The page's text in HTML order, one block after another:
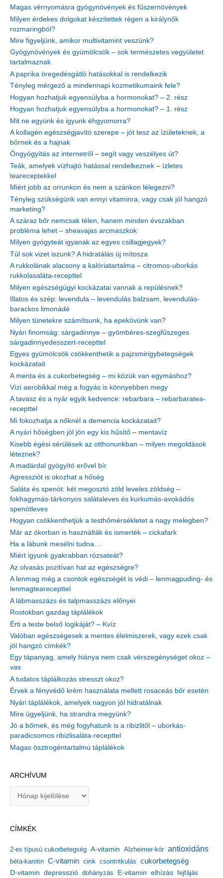
Magas vérnyomásra gyógynövények és fűszernövények
Milyen érdekes dolgokat készítettek régen a királynők
rozmaringból?
Mire figyeljünk, amikor multivitamint veszünk?
Gyógynövények és gyümölcsök – sok természetes vegyületet
tartalmaznak
A paprika öregedésgátló hatásokkal is rendelkezik
Tényleg mérgező a mindennapi kozmetikumaink fele?
Hogyan hozhatjuk egyensúlyba a hormonokat? – 2. rész
Hogyan hozhatjuk egyensúlyba a hormonokat? – 1. rész
Mit ne együnk és igyunk éhgyomorra?
A kollagén egészségjavító szerepe – jót tesz az ízületeknek, a
bőrnek és a hajnak
Öngyógyítás az internetről – segít vagy veszélyes út?
Teák, amelyek vízhajtó hatással rendelkeznek – ízletes
teareceptekkel
Miért jobb az orrunkon és nem a szánkon lélegezni?
Tényleg szükségünk van ennyi vitaminra, vagy csak jól hangzó
marketing?
A száraz bőr nemcsak télen, hanem minden évszakban
probléma lehet – sheavajas arcmaszkok
Milyen gyógyteát igyanak az egyes csillagjegyek?
Túl sok vizet iszunk? A hidratálás új mítosza
A rukkolának alacsony a kalóriatartalma – citromos-uborkás
rukkolasaláta-recepttel
Milyen egészségügyi kockázatai vannak a repülésnek?
Illatos és szép: levendula – levendulás balzsam, levendulás-
barackos limonádé
Milyen tünetekre számítsunk, ha epekövünk van?
Nyári finomság: sárgadinnye – gyömbéres-szegfűszeges
sárgadinnyedesszert-recepttel
Egyes gyümölcsök csökkenthetik a pajzsmirigybetegségek
kockázatait
A menta és a cukorbetegség – mi közük van egymáshoz?
Vízi aerobikkal még a fogyás is könnyebben megy
A tavasz és a nyár egyik kedvence: rebarbara – rebarbaratea-
recepttel
Mi fokozhatja a nőknél a demencia kockázatait?
A nyári hőségben jól jön egy kis hűsítő – mentavíz
Kisebb égési sérülések az otthonunkban – milyen megoldások
léteznek?
A madárdal gyógyító erővel bír
Agressziót is okozhat a hőség
Saláta és spenót: két megosztó zöld leveles zöldség –
fokhagymás-tárkonyos salátaleves és kurkumás-avokádós
spenótleves
Hogyan csökkenthetjük a testhőmérsékletet a nagy melegben?
Már az ókorban is használták és ismerték – cickafark
Ha a lábunk mesélni tudna…
Miért igyunk gyakrabban rózsateát?
Az olvasás pozitívan hat az egészségre?
A lenmag még a csontok egészségét is védi – lenmagpuding- és
lenmagtearecepttel
A lábmasszázs és talpmasszázs előnyei
Rostokban gazdag táplálékok
Érti a teste belső logikáját? – Kvíz
Valóban egészségesek a mentes élelmiszerek, vagy ezek csak
jól hangzó címkék?
Egy tápanyag, amely hiánya nem csak vérszegénységet okoz –
vas
A tudatos táplálkozás stresszt okoz?
Érvek a fényvédő krém használata mellett rosaceás bőr esetén
Nyári táplálékok, amelyek nagyon jól hidratálnak
Mire ügyeljünk, ha strandra megyünk?
Jó a bőrnek, és még fogyhatunk is a ribizlitől – uborkás-
paradicsomos ribizlisaláta-recepttel
Magas ösztrogéntartalmú táplálékok
ARCHÍVUM
í
u
m
CÍMKÉK
2-es típusú cukorbetegség A-vitamin Alzheimer-kór antioxidáns
béta-karotin C-vitamin cink csontritkulás cukorbetegség
D-vitamin depresszió dohányzás E-vitamin elhízás fejfájás